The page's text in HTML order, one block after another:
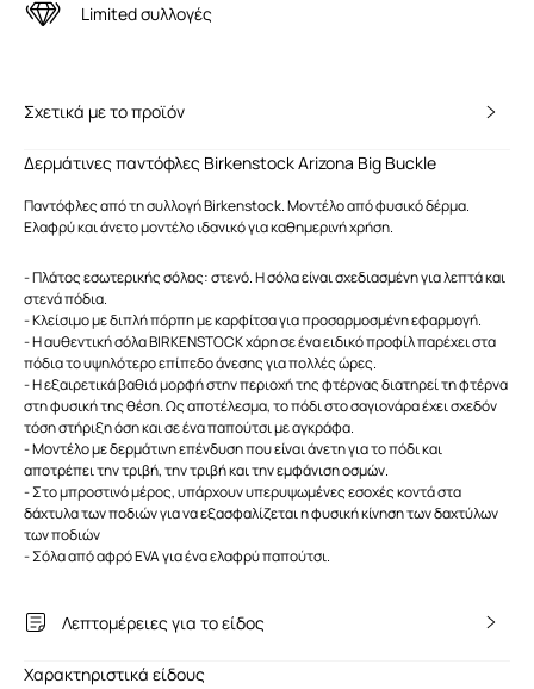
Limited συλλογές
Σχετικά με το προϊόν
Δερμάτινες παντόφλες Birkenstock Arizona Big Buckle
Παντόφλες από τη συλλογή Birkenstock. Μοντέλο από φυσικό δέρμα.
Ελαφρύ και άνετο μοντέλο ιδανικό για καθημερινή χρήση.
- Πλάτος εσωτερικής σόλας: στενό. Η σόλα είναι σχεδιασμένη για λεπτά και
στενά πόδια.
- Κλείσιμο με διπλή πόρπη με καρφίτσα για προσαρμοσμένη εφαρμογή.
- Η αυθεντική σόλα BIRKENSTOCK χάρη σε ένα ειδικό προφίλ παρέχει στα
πόδια το υψηλότερο επίπεδο άνεσης για πολλές ώρες.
- Η εξαιρετικά βαθιά μορφή στην περιοχή της φτέρνας διατηρεί τη φτέρνα
στη φυσική της θέση. Ως αποτέλεσμα, το πόδι στο σαγιονάρα έχει σχεδόν
τόση στήριξη όση και σε ένα παπούτσι με αγκράφα.
- Μοντέλο με δερμάτινη επένδυση που είναι άνετη για το πόδι και
αποτρέπει την τριβή, την τριβή και την εμφάνιση οσμών.
- Στο μπροστινό μέρος, υπάρχουν υπερυψωμένες εσοχές κοντά στα
δάχτυλα των ποδιών για να εξασφαλίζεται η φυσική κίνηση των δαχτύλων
των ποδιών
- Σόλα από αφρό EVA για ένα ελαφρύ παπούτσι.
Λεπτομέρειες για το είδος
Χαρακτηριστικά είδους